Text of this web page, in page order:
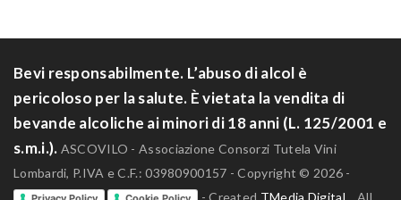
Bevi responsabilmente. L’abuso di alcol è
pericoloso per la salute. È vietata la vendita di
bevande alcoliche ai minori di 18 anni (L. 125/2001 e
s.m.i.). ASCOVILO - Associazione Consorzi Tutela Vini
Lombardi, P.IVA e C.F.: 03980900157 - Copyright © 2026 -
- Created TMedia Digital . All